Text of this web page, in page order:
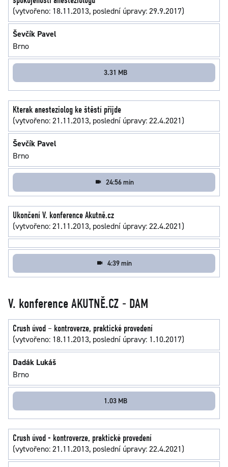
(vytvořeno: 18.11.2013, poslední úpravy: 29.9.2017)
Ševčík Pavel
Brno
3.31 MB
Kterak anesteziolog ke štěstí přijde
(vytvořeno: 21.11.2013, poslední úpravy: 22.4.2021)
Ševčík Pavel
Brno
24:56 min
Ukončení V. konference Akutně.cz
(vytvořeno: 21.11.2013, poslední úpravy: 22.4.2021)
4:39 min
V. konference AKUTNĚ.CZ - DAM
Crush úvod – kontroverze, praktické provedení
(vytvořeno: 18.11.2013, poslední úpravy: 1.10.2017)
Dadák Lukáš
Brno
1.03 MB
Crush úvod - kontroverze, praktické provedení
(vytvořeno: 21.11.2013, poslední úpravy: 22.4.2021)